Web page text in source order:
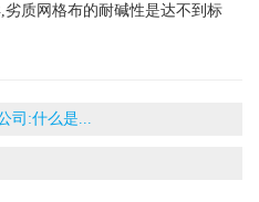
质网格布的耐碱性是达不到标
司:什么是...